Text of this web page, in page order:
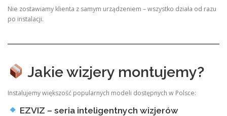
Nie zostawiamy klienta z samym urządzeniem – wszystko działa od razu
po instalacji.
Jakie wizjery montujemy?
Instalujemy większość popularnych modeli dostępnych w Polsce:
EZVIZ – seria inteligentnych wizjerów